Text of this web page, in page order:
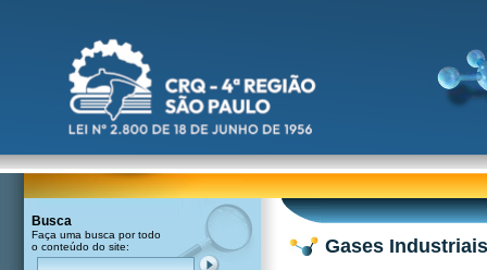
Busca
Faça uma busca por todo
o conteúdo do site:
Gases